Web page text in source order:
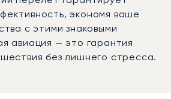
экономя ваше
с этими знаковыми
авиация — это гарантия
без лишнего стресса.